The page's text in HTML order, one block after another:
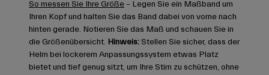
So messen Sie Ihre Größe – Legen Sie ein Maßband um
Ihren Kopf und halten Sie das Band dabei von vorne nach
hinten gerade. Notieren Sie das Maß und schauen Sie in
die Größenübersicht. Hinweis: Stellen Sie sicher, dass der
Helm bei lockerem Anpassungssystem etwas Platz
bietet und tief genug sitzt, um Ihre Stirn zu schützen, ohne